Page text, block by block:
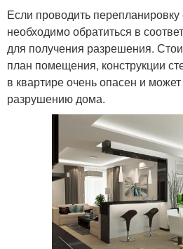
Если проводить перепланировку
необходимо обратиться в
для получения разрешения.
план помещения, конструкции
в квартире очень опасен и
разрушению дома.